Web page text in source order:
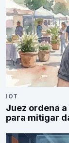
IOT
Juez ordena
para mitigar